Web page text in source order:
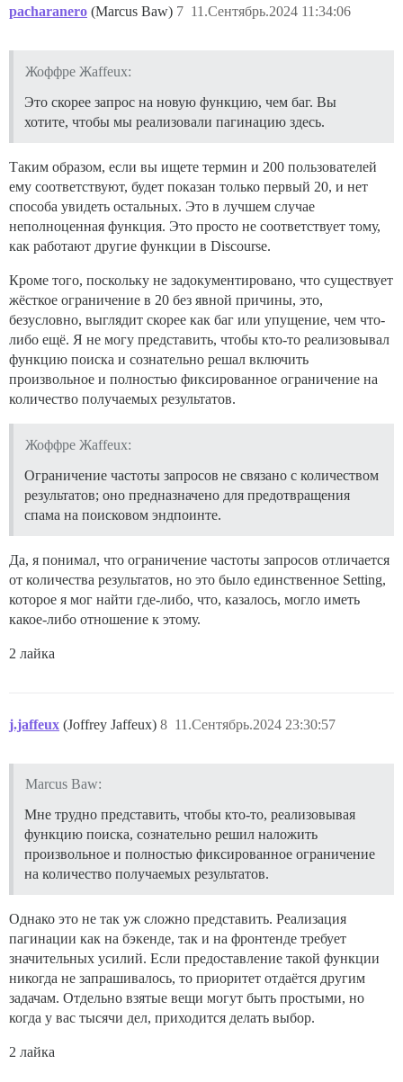
pacharanero (Marcus Baw) 11.Сентябрь.2024 11:34:06
7
Жоффре Жaffeux:
Это скорее запрос на новую функцию, чем баг. Вы
хотите, чтобы мы реализовали пагинацию здесь.
Таким образом, если вы ищете термин и 200 пользователей
ему соответствуют, будет показан только первый 20, и нет
способа увидеть остальных. Это в лучшем случае
неполноценная функция. Это просто не соответствует тому,
как работают другие функции в Discourse.
Кроме того, поскольку не задокументировано, что существует
жёсткое ограничение в 20 без явной причины, это,
безусловно, выглядит скорее как баг или упущение, чем что-
либо ещё. Я не могу представить, чтобы кто-то реализовывал
функцию поиска и сознательно решал включить
произвольное и полностью фиксированное ограничение на
количество получаемых результатов.
Жоффре Жaffeux:
Ограничение частоты запросов не связано с количеством
результатов; оно предназначено для предотвращения
спама на поисковом эндпоинте.
Да, я понимал, что ограничение частоты запросов отличается
от количества результатов, но это было единственное Setting,
которое я мог найти где-либо, что, казалось, могло иметь
какое-либо отношение к этому.
2 лайка
j.jaffeux (Joffrey Jaffeux) 11.Сентябрь.2024 23:30:57
8
Marcus Baw:
Мне трудно представить, чтобы кто-то, реализовывая
функцию поиска, сознательно решил наложить
произвольное и полностью фиксированное ограничение
на количество получаемых результатов.
Однако это не так уж сложно представить. Реализация
пагинации как на бэкенде, так и на фронтенде требует
значительных усилий. Если предоставление такой функции
никогда не запрашивалось, то приоритет отдаётся другим
задачам. Отдельно взятые вещи могут быть простыми, но
когда у вас тысячи дел, приходится делать выбор.
2 лайка